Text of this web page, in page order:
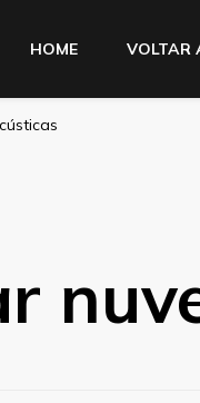
HOME VOLTAR